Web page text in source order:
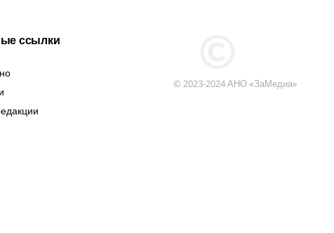
ссылки
© 2023-2024 АНО «ЗаМедиа»